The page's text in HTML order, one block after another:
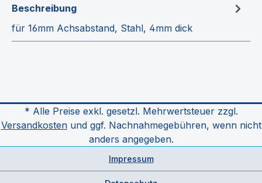
Beschreibung
für 16mm Achsabstand, Stahl, 4mm dick
* Alle Preise exkl. gesetzl. Mehrwertsteuer zzgl.
Versandkostenund ggf. Nachnahmegebühren, wenn nicht
anders angegeben.
Impressum